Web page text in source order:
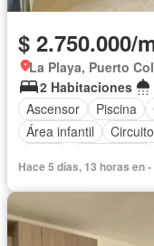
$ 2.750.000/
La Playa, Puerto
2 Habitaciones
Ascensor
Piscina
Área infantil
Hace 5 días, 13 horas en